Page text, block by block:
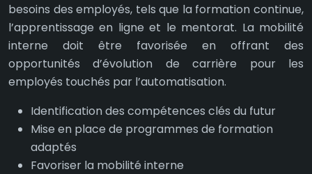
besoins des employés, tels que la formation continue,
l’apprentissage en ligne et le mentorat. La mobilité
interne doit être favorisée en offrant des
opportunités d’évolution de carrière pour les
employés touchés par l’automatisation.
Identification des compétences clés du futur
Mise en place de programmes de formation
adaptés
Favoriser la mobilité interne